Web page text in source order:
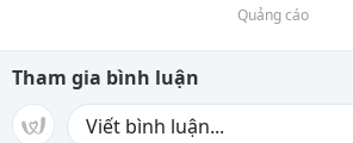
Quảng cáo
Tham gia bình luận